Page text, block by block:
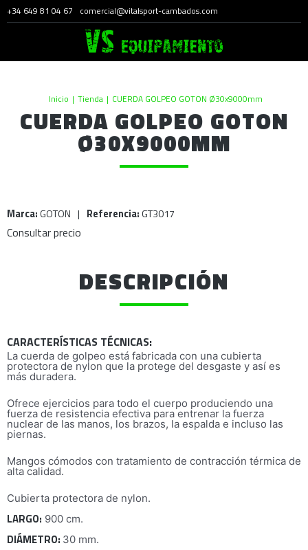
+34 649 81 04 67 comercial@vitalsport-cambados.com
Inicio | Tienda | CUERDA GOLPEO GOTON Ø30x9000mm
CUERDA GOLPEO GOTON
Ø30X9000MM
Marca:GOTON | Referencia:GT3017
Consultar precio
DESCRIPCIÓN
CARACTERÍSTICAS TÉCNICAS:
La cuerda de golpeo está fabricada con una cubierta
protectora de nylon que la protege del desgaste y así es
más duradera.
Ofrece ejercicios para todo el cuerpo produciendo una
fuerza de resistencia efectiva para entrenar la fuerza
nuclear de las manos, los brazos, la espalda e incluso las
piernas.
Mangos cómodos con tratamiento de contracción térmica de
alta calidad.
Cubierta protectora de nylon.
LARGO: 900 cm.
DIÁMETRO: 30 mm.